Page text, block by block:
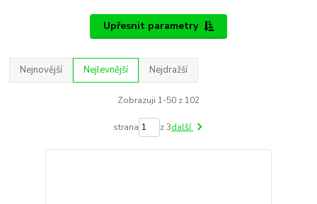
Upřesnit parametry
Nejnovější Nejlevnější Nejdražší
Zobrazuji 1-50 z 102
strana z 3další